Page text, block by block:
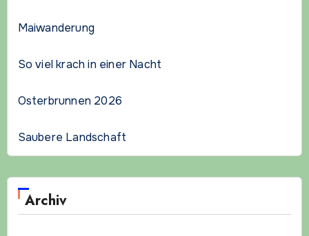
Maiwanderung
So viel krach in einer Nacht
Osterbrunnen 2026
Saubere Landschaft
Archiv